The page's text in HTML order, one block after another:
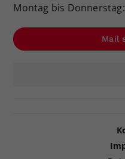
Montag bis
Mail